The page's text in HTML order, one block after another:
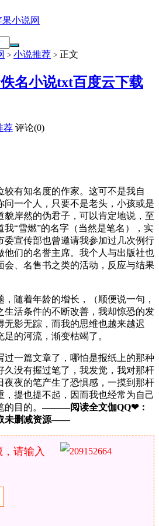
小说网
> 小说推荐 > 正文
佚名小说txt百度云下载
荐 评论(0)
较有知名度的作家。这可不是我自
问一个人，只要不是老头，小孩或是
貌岸然的伪君子，可以肯定地说，至
我“雪燃”的名字（当然是笔名），实
委宣传部也曾邀请我参加过几次例行
他们的名誉主席。我个人与出版社也
会、名售书之类的活动，反应与结果
随着年龄的增长，（顺便说一句，
生活条件的不断改善，我却惊恐的发
无影无踪，而我的思维也越来越迟
的河流，渐变枯竭了。
过一篇文章了，哪怕是报纸上的那种
久没有握过笔了，我发觉，我对那杆
夜夜的笔产生了恐惧感，一摸到那杆
，提也提不起，因而我也经常为自己
的目的。———阅读全文伽QQ❤：
未删减资源—​​​​—
请输入